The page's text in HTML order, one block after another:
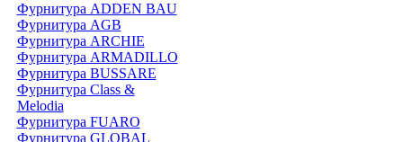
Фурнитура ADDEN BAU
Фурнитура AGB
Фурнитура ARCHIE
Фурнитура ARMADILLO
Фурнитура BUSSARE
Фурнитура Class &
Melodia
Фурнитура FUARO
Фурнитура GLOBAL